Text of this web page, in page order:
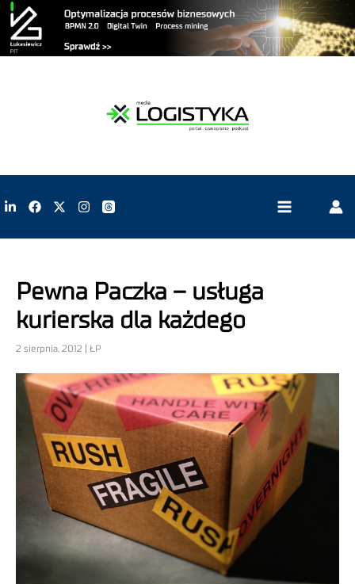
Pewna Paczka – usługa
kurierska dla każdego
2 sierpnia, 2012 | ŁP